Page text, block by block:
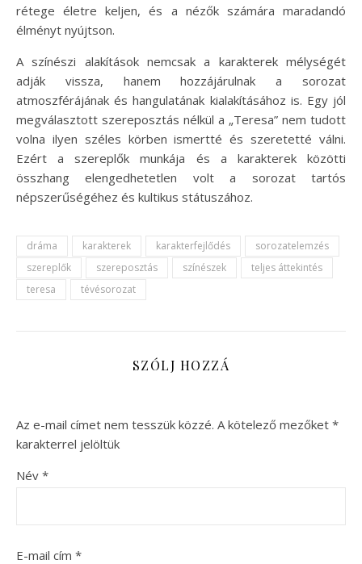
rétege életre keljen, és a nézők számára maradandó
élményt nyújtson.
A színészi alakítások nemcsak a karakterek mélységét
adják vissza, hanem hozzájárulnak a sorozat
atmoszférájának és hangulatának kialakításához is. Egy jól
megválasztott szereposztás nélkül a „Teresa” nem tudott
volna ilyen széles körben ismertté és szeretetté válni.
Ezért a szereplők munkája és a karakterek közötti
összhang elengedhetetlen volt a sorozat tartós
népszerűségéhez és kultikus státuszához.
dráma karakterek karakterfejlődés
sorozatelemzés
szereplők
szereposztás színészek
teljes áttekintés
teresa
tévésorozat
SZÓLJ HOZZÁ
Az e-mail címet nem tesszük közzé. A kötelező mezőket *
karakterrel jelöltük
Név *
E-mail cím *